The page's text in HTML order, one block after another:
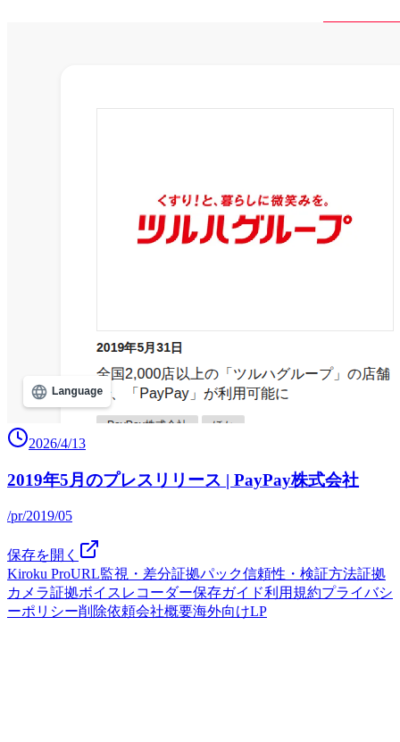
2026/4/13
2019年5月のプレスリリース | PayPay株式会社
/pr/2019/05
保存を開く
Kiroku ProURL監視・差分証拠パック信頼性・検証方法証拠
カメラ証拠ボイスレコーダー保存ガイド利用規約プライバシ
ーポリシー削除依頼会社概要海外向けLP